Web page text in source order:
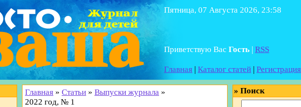
Пятница, 07 Августа 2026, 23:58
Приветствую Вас Гость | RSS
Главная | Каталог статей | Регистрация
Главная» Статьи» Выпуски журнала»
2022 год, № 1
» Поиск